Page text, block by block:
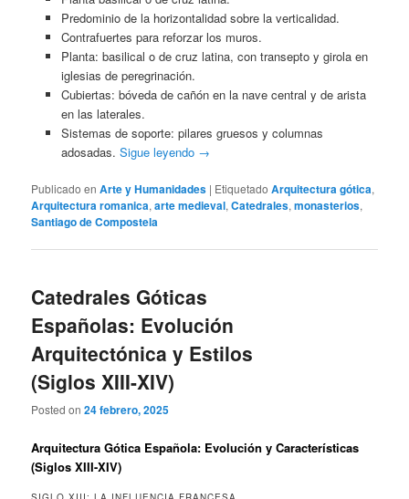
Predominio de la horizontalidad sobre la verticalidad.
Contrafuertes para reforzar los muros.
Planta: basilical o de cruz latina, con transepto y girola en
iglesias de peregrinación.
Cubiertas: bóveda de cañón en la nave central y de arista
en las laterales.
Sistemas de soporte: pilares gruesos y columnas
adosadas. Sigue leyendo →
Publicado en Arte y Humanidades | Etiquetado Arquitectura gótica,
Arquitectura romanica,arte medieval,Catedrales,monasterios,
Santiago de Compostela
Catedrales Góticas
Españolas: Evolución
Arquitectónica y Estilos
(Siglos XIII-XIV)
Posted on24 febrero, 2025
Arquitectura Gótica Española: Evolución y Características
(Siglos XIII-XIV)